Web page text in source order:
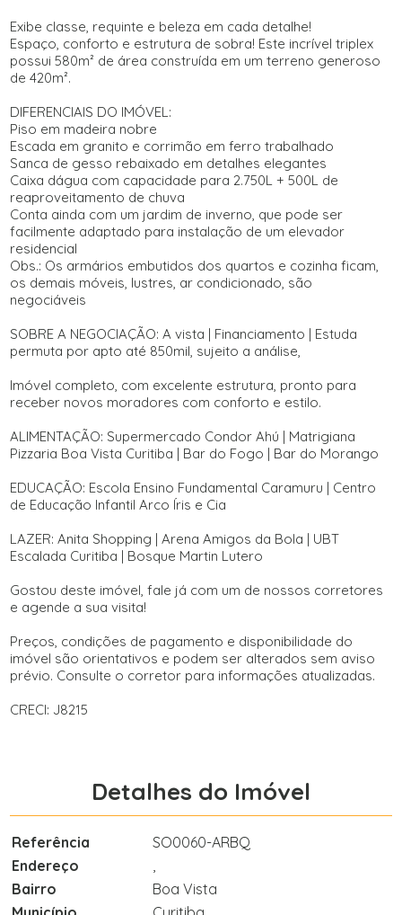
Exibe classe, requinte e beleza em cada detalhe!
Espaço, conforto e estrutura de sobra! Este incrível triplex
possui 580m² de área construída em um terreno generoso
de 420m².
DIFERENCIAIS DO IMÓVEL:
Piso em madeira nobre
Escada em granito e corrimão em ferro trabalhado
Sanca de gesso rebaixado em detalhes elegantes
Caixa dágua com capacidade para 2.750L + 500L de
reaproveitamento de chuva
Conta ainda com um jardim de inverno, que pode ser
facilmente adaptado para instalação de um elevador
residencial
Obs.: Os armários embutidos dos quartos e cozinha ficam,
os demais móveis, lustres, ar condicionado, são
negociáveis
SOBRE A NEGOCIAÇÃO: A vista | Financiamento | Estuda
permuta por apto até 850mil, sujeito a análise,
Imóvel completo, com excelente estrutura, pronto para
receber novos moradores com conforto e estilo.
ALIMENTAÇÃO: Supermercado Condor Ahú | Matrigiana
Pizzaria Boa Vista Curitiba | Bar do Fogo | Bar do Morango
EDUCAÇÃO: Escola Ensino Fundamental Caramuru | Centro
de Educação Infantil Arco Íris e Cia
LAZER: Anita Shopping | Arena Amigos da Bola | UBT
Escalada Curitiba | Bosque Martin Lutero
Gostou deste imóvel, fale já com um de nossos corretores
e agende a sua visita!
Preços, condições de pagamento e disponibilidade do
imóvel são orientativos e podem ser alterados sem aviso
prévio. Consulte o corretor para informações atualizadas.
CRECI: J8215
Detalhes do Imóvel
Referência
SO0060-ARBQ
Endereço
,
Bairro
Boa Vista